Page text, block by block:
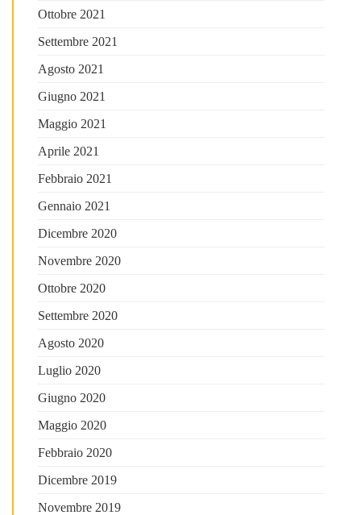
Ottobre 2021
Settembre 2021
Agosto 2021
Giugno 2021
Maggio 2021
Aprile 2021
Febbraio 2021
Gennaio 2021
Dicembre 2020
Novembre 2020
Ottobre 2020
Settembre 2020
Agosto 2020
Luglio 2020
Giugno 2020
Maggio 2020
Febbraio 2020
Dicembre 2019
Novembre 2019